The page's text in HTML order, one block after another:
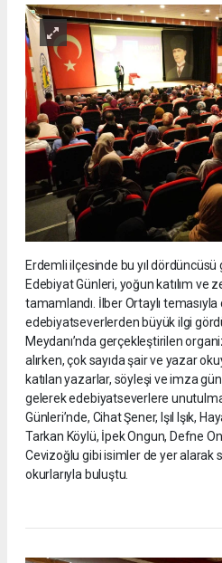
Erdemli ilçesinde bu yıl
Edebiyat Günleri, yoğun katılım ve
tamamlandı. İlber Ortaylı
edebiyatseverlerden büyük ilgi
Meydanı’nda gerçekleştirilen
alırken, çok sayıda şair ve yazar
katılan yazarlar, söyleşi ve imza
gelerek edebiyatseverlere
Günleri’nde, Cihat Şener, Işıl Işık,
Tarkan Köylü, İpek Ongun, Defne
Cevizoğlu gibi isimler de yer alarak
okurlarıyla buluştu.